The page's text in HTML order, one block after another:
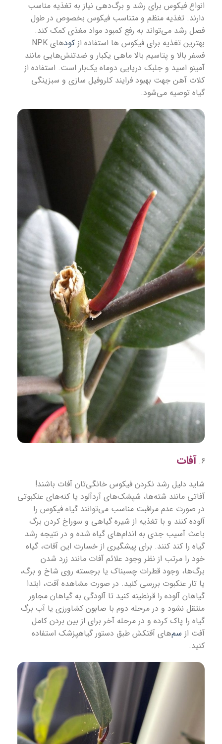
انواع فیکوس برای رشد و برگ‌دهی نیاز به تغذیه مناسب
دارند. تغذیه منظم و متناسب فیکوس بخصوص در طول
فصل رشد می‌تواند به رفع کمبود مواد مغذی کمک کند.
بهترین تغذیه برای فیکوس ها استفاده از کود
های NPK
فسفر بالا و‌ پتاسیم بالا ماهی یکبار و ضدتنش‌هایی مانند
آمینو اسید و جلبک دریایی دوماه یک‌بار است. استفاده از
کلات آهن جهت بهبود فرایند کلروفیل سازی و سبزینگی
گیاه توصیه می‌شود.
آفات
شاید دلیل رشد نکردن فیکوس خانگی‌تان آفات باشند!
آفاتی مانند شته‌ها، شپشک‌های آردآلود یا کنه‌های عنکبوتی
در صورت عدم مراقبت مناسب می‌توانند گیاه فیکوس را
آلوده کنند و با تغذیه از شیره‌ گیاهی و سوراخ کردن برگ
باعث آسیب جدی به اندام‌های گیاه شده و در نتیجه رشد
گیاه را کند کنند. برای پیشگیری از خسارت این آفات، گیاه
خود را مرتب از نظر وجود علائم آفات مانند زرد شدن
برگ‌ها، وجود قطرات چسبناک یا برجسته روی شاخ و برگ،
یا تار عنکبوت بررسی کنید. در صورت مشاهده آفت، ابتدا
گیاهان آلوده را قرنطینه کنید تا آلودگی به گیاهان مجاور
منتقل نشود و در مرحله دوم با صابون کشاورزی یا آب برگ
گیاه را پاک کرده و در مرحله آخر برای از بین بردن کامل
آفت از سم‌های آفتکش طبق دستور گیاهپزشک استفاده
کنید.